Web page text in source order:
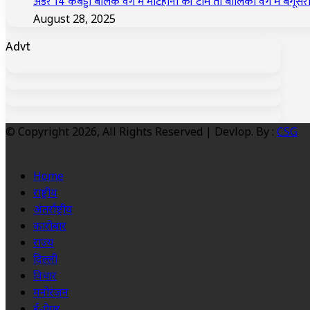
August 28, 2025
Advt
© Copyright 2026, All Rights Reserved | Devlop. By : CSG
Home
राष्ट्रीय
अंतर्राष्ट्रीय
कारोबार
राज्य
दिल्ली
विचार
मनोरंजन